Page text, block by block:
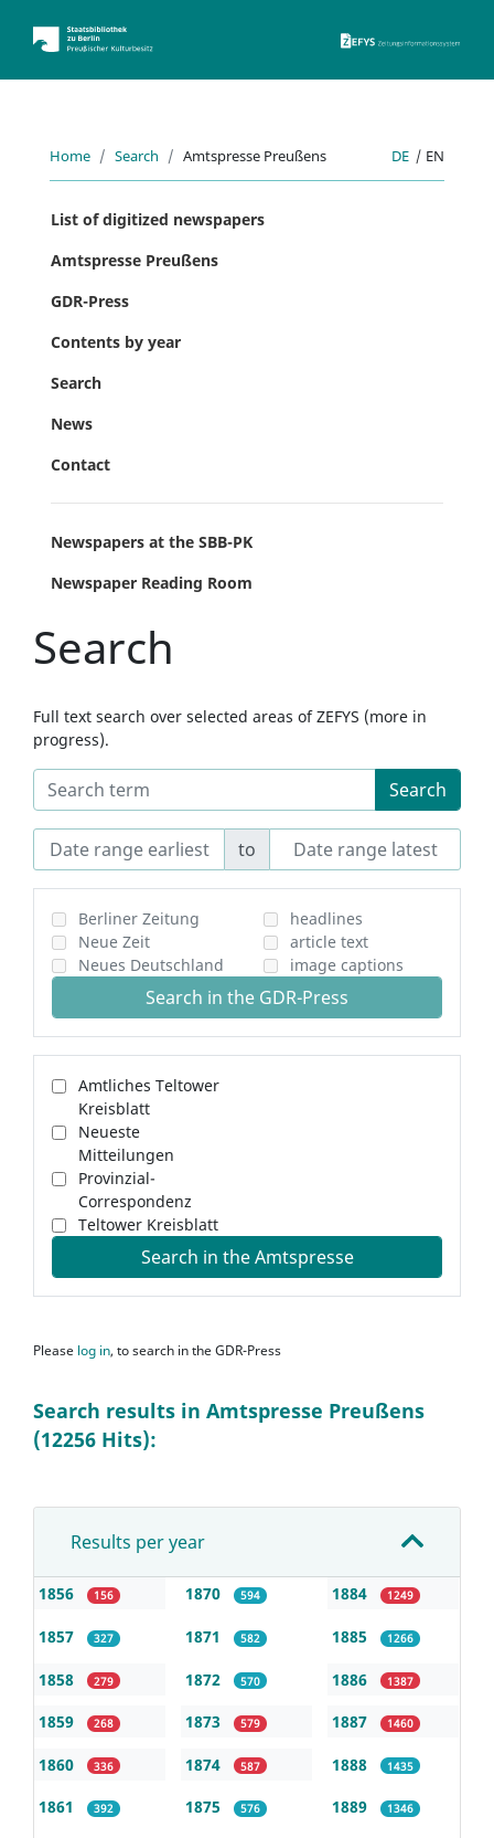
Home Search Amtspresse Preußens DE | EN
List of digitized newspapers
Amtspresse Preußens
GDR-Press
Contents by year
Search
News
Contact
Newspapers at the SBB-PK
Newspaper Reading Room
Search
Full text search over selected areas of ZEFYS (more in
progress).
Search
to
Berliner Zeitung
Neue Zeit
Neues Deutschland
headlines
article text
image captions
Search in the GDR-Press
Amtliches Teltower
Kreisblatt
Neueste
Mitteilungen
Provinzial-
Correspondenz
Teltower Kreisblatt
Search in the Amtspresse
Please log in, to search in the GDR-Press
Search results in Amtspresse Preußens
(12256 Hits):
Results per year
1856 156
1857 327
1858 279
1859 268
1860 336
1861 392
1870 594
1871 582
1872 570
1873 579
1874 587
1875 576
1884 1249
1885 1266
1886 1387
1887 1460
1888 1435
1889 1346